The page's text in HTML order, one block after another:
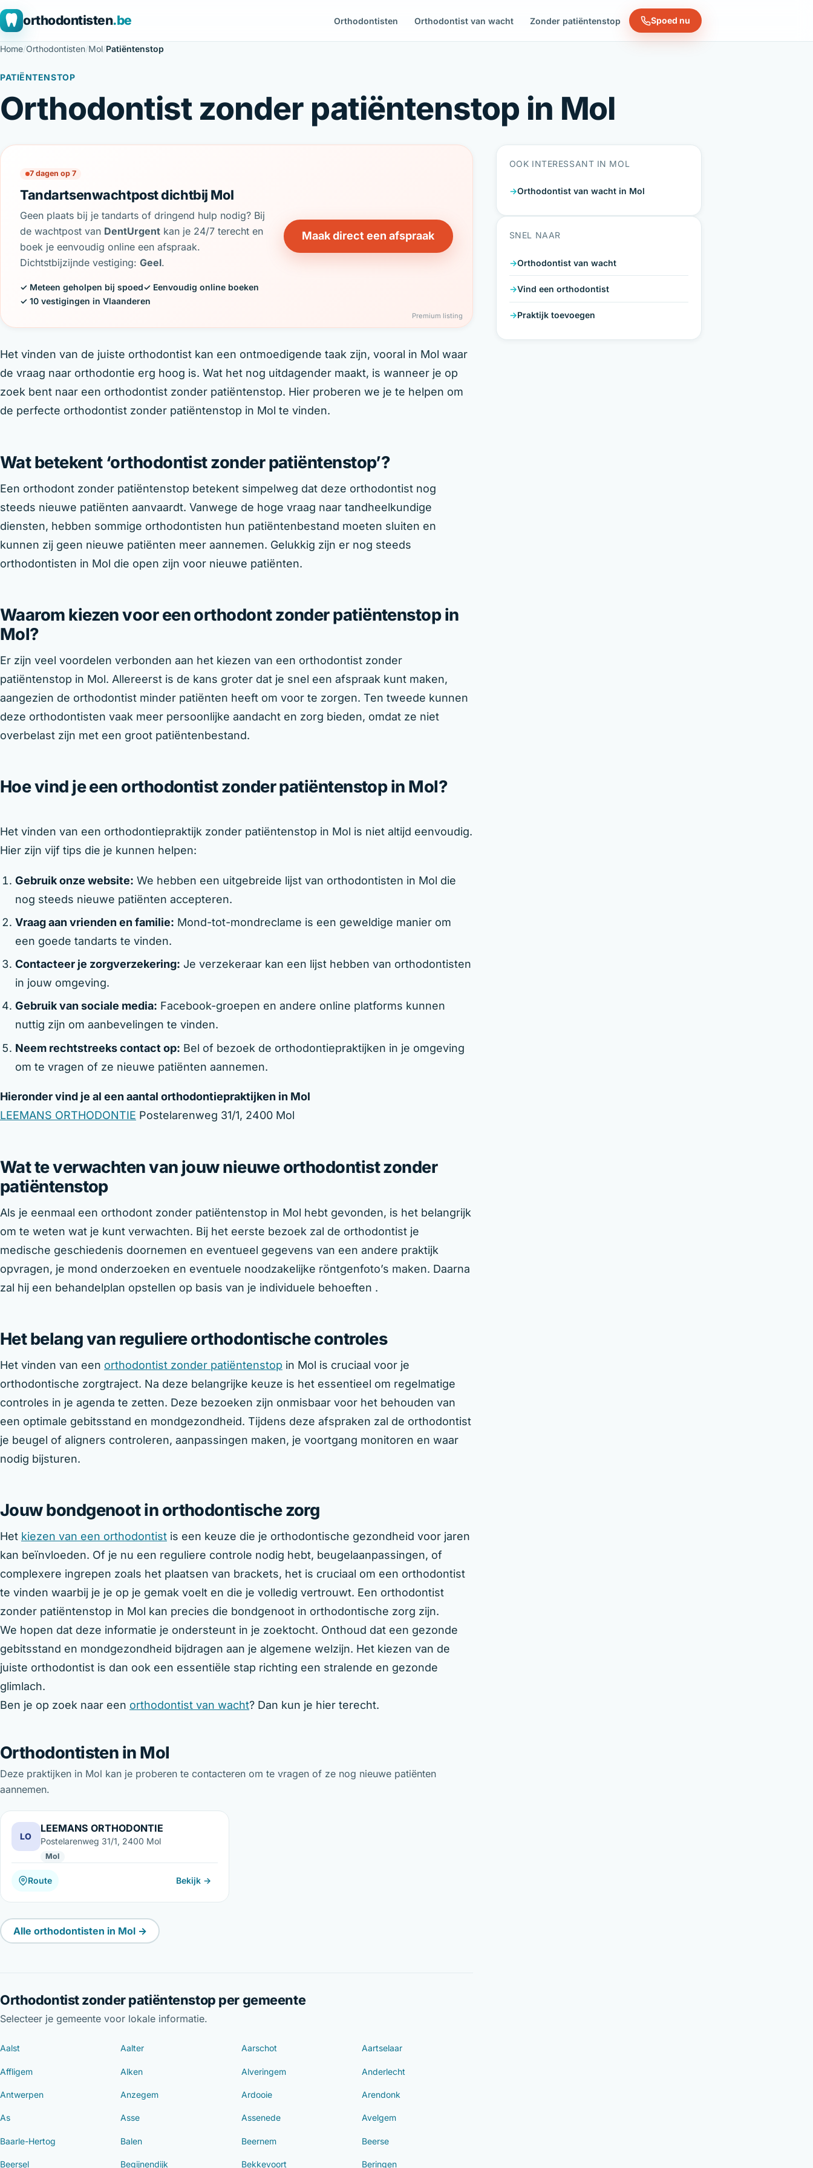
orthodontisten.be Orthodontisten Orthodontist van wacht Zonder patiëntenstop Spoed nu
Home/Orthodontisten/Mol/Patiëntenstop
PATIËNTENSTOP
Orthodontist zonder patiëntenstop in Mol
OOK INTERESSANT IN MOL
Orthodontist van wacht in Mol
SNEL NAAR
Orthodontist van wacht
Vind een orthodontist
Praktijk toevoegen
7 dagen op 7
Tandartsenwachtpost dichtbij Mol
Geen plaats bij je tandarts of dringend hulp nodig? Bij
de wachtpost van DentUrgent kan je 24/7 terecht en
boek je eenvoudig online een afspraak.
Dichtstbijzijnde vestiging: Geel.
✓ Meteen geholpen bij spoed✓ Eenvoudig online boeken
✓ 10 vestigingen in Vlaanderen
Maak direct een afspraak
Premium listing
Het vinden van de juiste orthodontist kan een ontmoedigende taak zijn, vooral in Mol waar
de vraag naar orthodontie erg hoog is. Wat het nog uitdagender maakt, is wanneer je op
zoek bent naar een orthodontist zonder patiëntenstop. Hier proberen we je te helpen om
de perfecte orthodontist zonder patiëntenstop in Mol te vinden.
Wat betekent ‘orthodontist zonder patiëntenstop’?
Een orthodont zonder patiëntenstop betekent simpelweg dat deze orthodontist nog
steeds nieuwe patiënten aanvaardt. Vanwege de hoge vraag naar tandheelkundige
diensten, hebben sommige orthodontisten hun patiëntenbestand moeten sluiten en
kunnen zij geen nieuwe patiënten meer aannemen. Gelukkig zijn er nog steeds
orthodontisten in Mol die open zijn voor nieuwe patiënten.
Waarom kiezen voor een orthodont zonder patiëntenstop in
Mol?
Er zijn veel voordelen verbonden aan het kiezen van een orthodontist zonder
patiëntenstop in Mol. Allereerst is de kans groter dat je snel een afspraak kunt maken,
aangezien de orthodontist minder patiënten heeft om voor te zorgen. Ten tweede kunnen
deze orthodontisten vaak meer persoonlijke aandacht en zorg bieden, omdat ze niet
overbelast zijn met een groot patiëntenbestand.
Hoe vind je een orthodontist zonder patiëntenstop in Mol?
Het vinden van een orthodontiepraktijk zonder patiëntenstop in Mol is niet altijd eenvoudig.
Hier zijn vijf tips die je kunnen helpen:
Gebruik onze website: We hebben een uitgebreide lijst van orthodontisten in Mol die
nog steeds nieuwe patiënten accepteren.
Vraag aan vrienden en familie: Mond-tot-mondreclame is een geweldige manier om
een goede tandarts te vinden.
Contacteer je zorgverzekering: Je verzekeraar kan een lijst hebben van orthodontisten
in jouw omgeving.
Gebruik van sociale media: Facebook-groepen en andere online platforms kunnen
nuttig zijn om aanbevelingen te vinden.
Neem rechtstreeks contact op: Bel of bezoek de orthodontiepraktijken in je omgeving
om te vragen of ze nieuwe patiënten aannemen.
Hieronder vind je al een aantal orthodontiepraktijken in Mol
LEEMANS ORTHODONTIE Postelarenweg 31/1, 2400 Mol
Wat te verwachten van jouw nieuwe orthodontist zonder
patiëntenstop
Als je eenmaal een orthodont zonder patiëntenstop in Mol hebt gevonden, is het belangrijk
om te weten wat je kunt verwachten. Bij het eerste bezoek zal de orthodontist je
medische geschiedenis doornemen en eventueel gegevens van een andere praktijk
opvragen, je mond onderzoeken en eventuele noodzakelijke röntgenfoto’s maken. Daarna
zal hij een behandelplan opstellen op basis van je individuele behoeften .
Het belang van reguliere orthodontische controles
Het vinden van een orthodontist zonder patiëntenstop in Mol is cruciaal voor je
orthodontische zorgtraject. Na deze belangrijke keuze is het essentieel om regelmatige
controles in je agenda te zetten. Deze bezoeken zijn onmisbaar voor het behouden van
een optimale gebitsstand en mondgezondheid. Tijdens deze afspraken zal de orthodontist
je beugel of aligners controleren, aanpassingen maken, je voortgang monitoren en waar
nodig bijsturen.
Jouw bondgenoot in orthodontische zorg
Het kiezen van een orthodontist is een keuze die je orthodontische gezondheid voor jaren
kan beïnvloeden. Of je nu een reguliere controle nodig hebt, beugelaanpassingen, of
complexere ingrepen zoals het plaatsen van brackets, het is cruciaal om een orthodontist
te vinden waarbij je je op je gemak voelt en die je volledig vertrouwt. Een orthodontist
zonder patiëntenstop in Mol kan precies die bondgenoot in orthodontische zorg zijn.
We hopen dat deze informatie je ondersteunt in je zoektocht. Onthoud dat een gezonde
gebitsstand en mondgezondheid bijdragen aan je algemene welzijn. Het kiezen van de
juiste orthodontist is dan ook een essentiële stap richting een stralende en gezonde
glimlach.
Ben je op zoek naar een orthodontist van wacht? Dan kun je hier terecht.
Orthodontisten in Mol
Deze praktijken in Mol kan je proberen te contacteren om te vragen of ze nog nieuwe patiënten
aannemen.
LO
LEEMANS ORTHODONTIE
Postelarenweg 31/1, 2400 Mol
Mol
Route Bekijk →
Alle orthodontisten in Mol →
Orthodontist zonder patiëntenstop per gemeente
Selecteer je gemeente voor lokale informatie.
Aalst Aalter Aarschot Aartselaar
Affligem Alken Alveringem Anderlecht
Antwerpen Anzegem Ardooie Arendonk
As Asse Assenede Avelgem
Baarle-Hertog Balen Beernem Beerse
Beersel Begijnendijk Bekkevoort Beringen